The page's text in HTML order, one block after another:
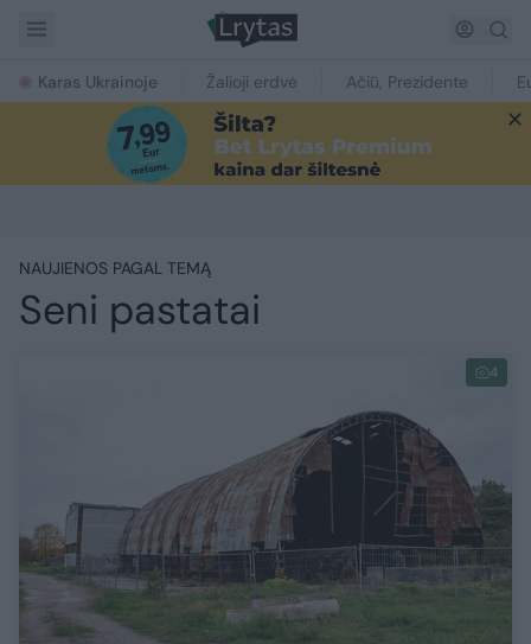
Karas Ukrainoje Žalioji erdvė Ačiū, Prezidente
NAUJIENOS PAGAL TEMĄ
Seni pastatai
4